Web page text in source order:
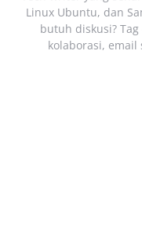
Linux Ubuntu, dan
butuh diskusi?
kolaborasi, email